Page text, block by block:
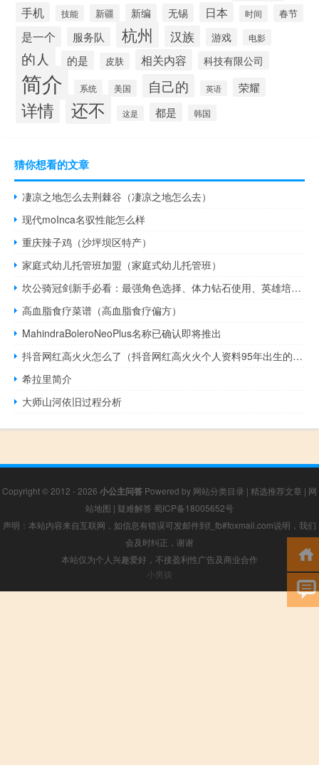
手机 技能 新疆 新编 无锡 日本 时间 春节
是一个 服务队 杭州 汉族 游戏 电影
的人 的是 皮肤 相关内容 科技有限公司
简介 系统 美国 自己的 英语 荣耀
详情 还不 这是 都是 韩国
猜你想看的文章
凄凉之地怎么去荆棘谷（凄凉之地怎么去）
现代moInca名驭性能怎么样
重庆辣子鸡（沙坪坝区特产）
家庭式幼儿托管班加盟（家庭式幼儿托管班）
坎公骑冠剑新手必看：最强角色选择、体力钻石使用、英雄培养大汇总
高血脂食疗菜谱（高血脂食疗偏方）
MahindraBoleroNeoPlus名称已确认即将推出
抖音网红高火火怎么了（抖音网红高火火个人资料95年出生的他原名原名叫做高宏鹏）
希拉里简介
大师山河依旧过程分析
Copyright © 2012 - 2026 小公主问答 Powered by 网站分类目录 | 精选推荐文章 | 网
站地图 | 疑难解答 蜀ICP备18005652号
声明：本站内容来自互联网，如信息有错误可发邮件到f_fb#foxmail.com说明，我们
会及时纠正，谢谢
本站仅为个人兴趣爱好，不接盈利性广告及商业合作
小男孩